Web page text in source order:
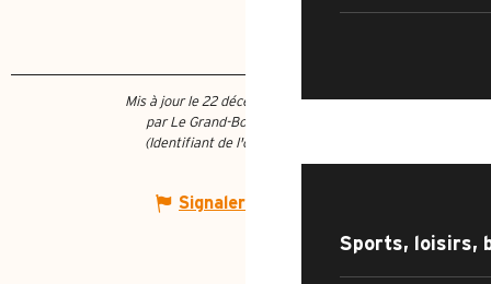
Sports, loisirs,
Mis à jour le 22 décembre 2025 à 18:53
par Le Grand-Bornand Tourisme
(Identifiant de l'offre :
Signaler une erreur